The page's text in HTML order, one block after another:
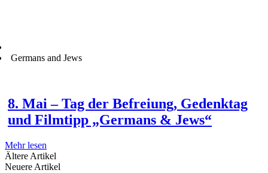
Germans and Jews
8. Mai – Tag der Befreiung, Gedenktag
und Filmtipp „Germans & Jews“
Mehr lesen
Ältere Artikel
Neuere Artikel